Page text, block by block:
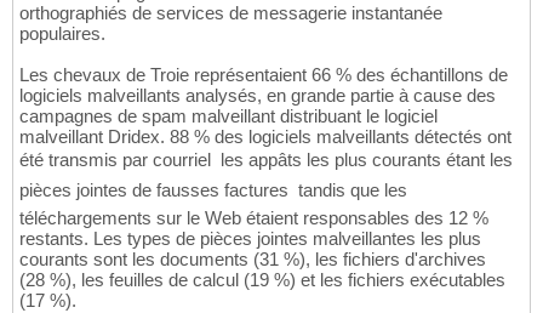
orthographiés de services de messagerie instantanée
populaires.
Les chevaux de Troie représentaient 66 % des échantillons de
logiciels malveillants analysés, en grande partie à cause des
campagnes de spam malveillant distribuant le logiciel
malveillant Dridex. 88 % des logiciels malveillants détectés ont
été transmis par courriel  les appâts les plus courants étant les
pièces jointes de fausses factures  tandis que les
téléchargements sur le Web étaient responsables des 12 %
restants. Les types de pièces jointes malveillantes les plus
courants sont les documents (31 %), les fichiers d'archives
(28 %), les feuilles de calcul (19 %) et les fichiers exécutables
(17 %).